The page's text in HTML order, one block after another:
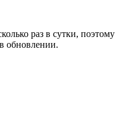
раз в сутки, поэтому
обновлении.